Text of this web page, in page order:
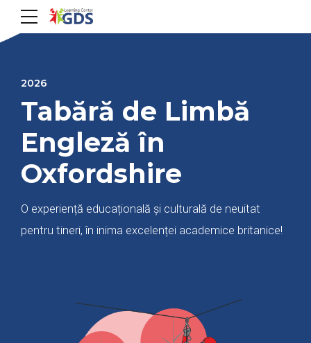
2026
Tabără de Limbă
Engleză în
Oxfordshire
O experiență educațională și culturală de neuitat
pentru tineri, în inima excelenței academice britanice!